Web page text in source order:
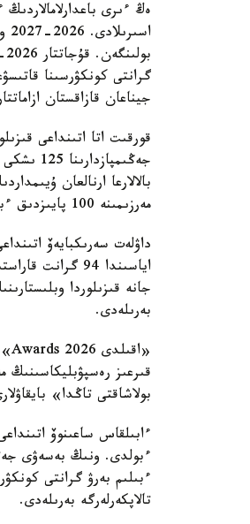
ەڭ ءىرى
گرانتى كونكۋرسىنا
جيناعان قازاقستان
بالالارعا ارنالعان
مەرزىمىنە 100 پايىزدىق ءبىلىم بەرۋ گرانتى ۇسىنىلدى.
داۋلەت سەرىكبايەۆ
بەرىلەدى.
بولاشاقتى تاڭدا»
ءبولدى. ونىڭ بەسەۋى
تالاپكەرلەرگە بەرىلەدى.